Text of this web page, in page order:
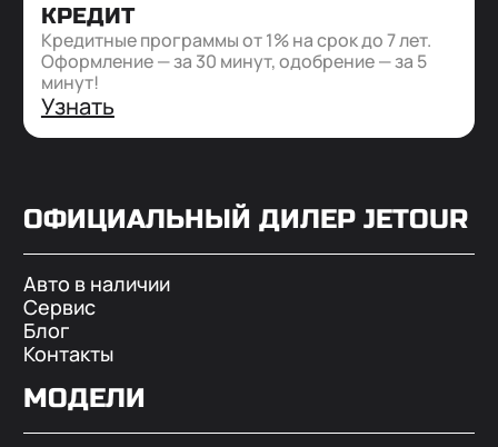
КРЕДИТ
Кредитные программы от 1% на срок до 7 лет.
Оформление — за 30 минут, одобрение — за 5
минут!
Узнать
ОФИЦИАЛЬНЫЙ ДИЛЕР JETOUR
Авто в наличии
Сервис
Блог
Контакты
МОДЕЛИ